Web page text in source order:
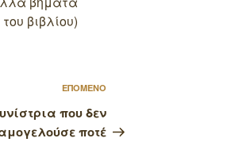
βιβλίου)
άρθρο
ΕΠΟΜΕΝΟ
που δεν
ποτέ